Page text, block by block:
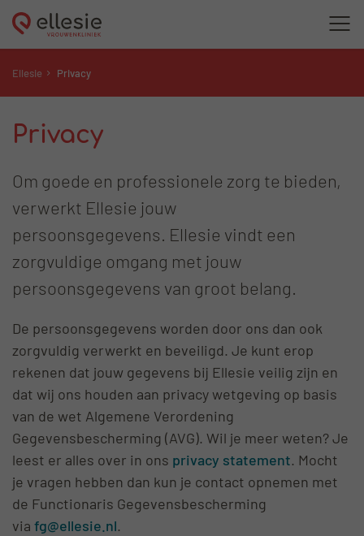
Ellesie Privacy
Privacy
Om goede en professionele zorg te bieden,
verwerkt Ellesie jouw
persoonsgegevens. Ellesie vindt een
zorgvuldige omgang met jouw
persoonsgegevens van groot belang.
De persoonsgegevens worden door ons dan ook
zorgvuldig verwerkt en beveiligd. Je kunt erop
rekenen dat jouw gegevens bij Ellesie veilig zijn en
dat wij ons houden aan privacy wetgeving op basis
van de wet Algemene Verordening
Gegevensbescherming (AVG). Wil je meer weten? Je
leest er alles over in ons privacy statement. Mocht
je vragen hebben dan kun je contact opnemen met
de Functionaris Gegevensbescherming
via fg@ellesie.nl.